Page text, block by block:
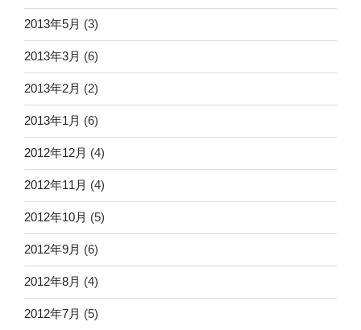
2013年5月 (3)
2013年3月 (6)
2013年2月 (2)
2013年1月 (6)
2012年12月 (4)
2012年11月 (4)
2012年10月 (5)
2012年9月 (6)
2012年8月 (4)
2012年7月 (5)